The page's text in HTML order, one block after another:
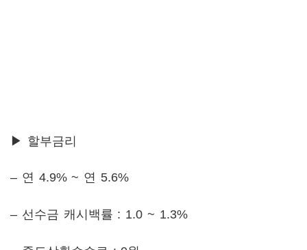
▶ 할부금리
– 연 4.9% ~ 연 5.6%
– 선수금 캐시백률 : 1.0 ~ 1.3%